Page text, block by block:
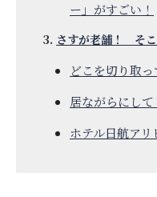
ー」がすごい！
さすが老舗！ そ
どこを切り取
居ながらにし
ホテル日航アリ